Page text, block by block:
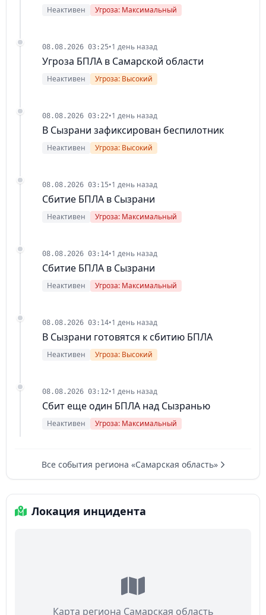
Неактивен Угроза: Максимальный
08.08.2026 03:25•1 день назад
Угроза БПЛА в Самарской области
Неактивен Угроза: Высокий
08.08.2026 03:22•1 день назад
В Сызрани зафиксирован беспилотник
Неактивен Угроза: Высокий
08.08.2026 03:15•1 день назад
Сбитие БПЛА в Сызрани
Неактивен Угроза: Максимальный
08.08.2026 03:14•1 день назад
Сбитие БПЛА в Сызрани
Неактивен Угроза: Максимальный
08.08.2026 03:14•1 день назад
В Сызрани готовятся к сбитию БПЛА
Неактивен Угроза: Высокий
08.08.2026 03:12•1 день назад
Сбит еще один БПЛА над Сызранью
Неактивен Угроза: Максимальный
Все события региона «Самарская область»
Локация инцидента
Карта региона Самарская область